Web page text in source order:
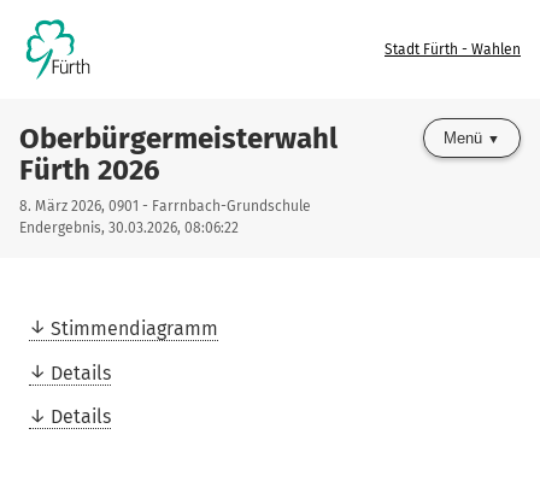
Stadt Fürth - Wahlen
Oberbürgermeisterwahl
Fürth 2026
8. März 2026, 0901 - Farrnbach-Grundschule
Endergebnis, 30.03.2026, 08:06:22
Menü
Stimmendiagramm
Details
Details